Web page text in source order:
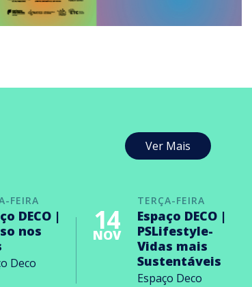
Ver Mais
FEIRA
DECO |
nos
Deco
TERÇA-FEIRA
14
NOV
Espaço DECO |
PSLifestyle-
Vidas mais
Sustentáveis
Espaço Deco